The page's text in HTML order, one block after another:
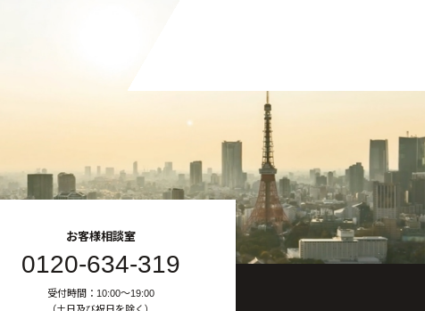
お客様相談室
0120-634-319
受付時間：10:00〜19:00